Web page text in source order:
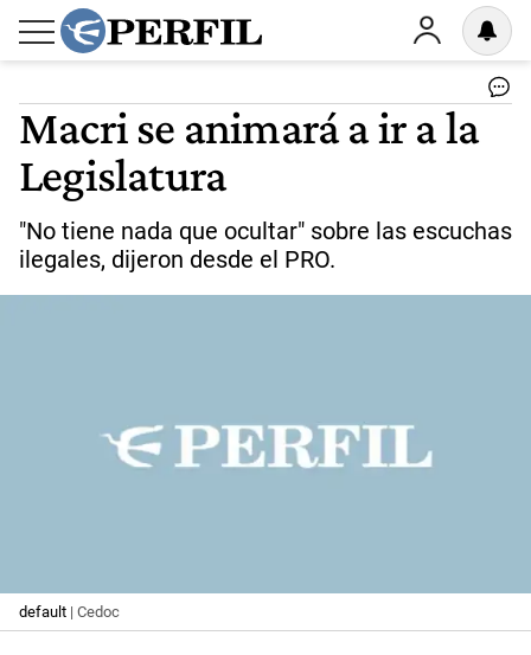
Macri se animará a ir a la
Legislatura
"No tiene nada que ocultar" sobre las escuchas
ilegales, dijeron desde el PRO.
default | Cedoc